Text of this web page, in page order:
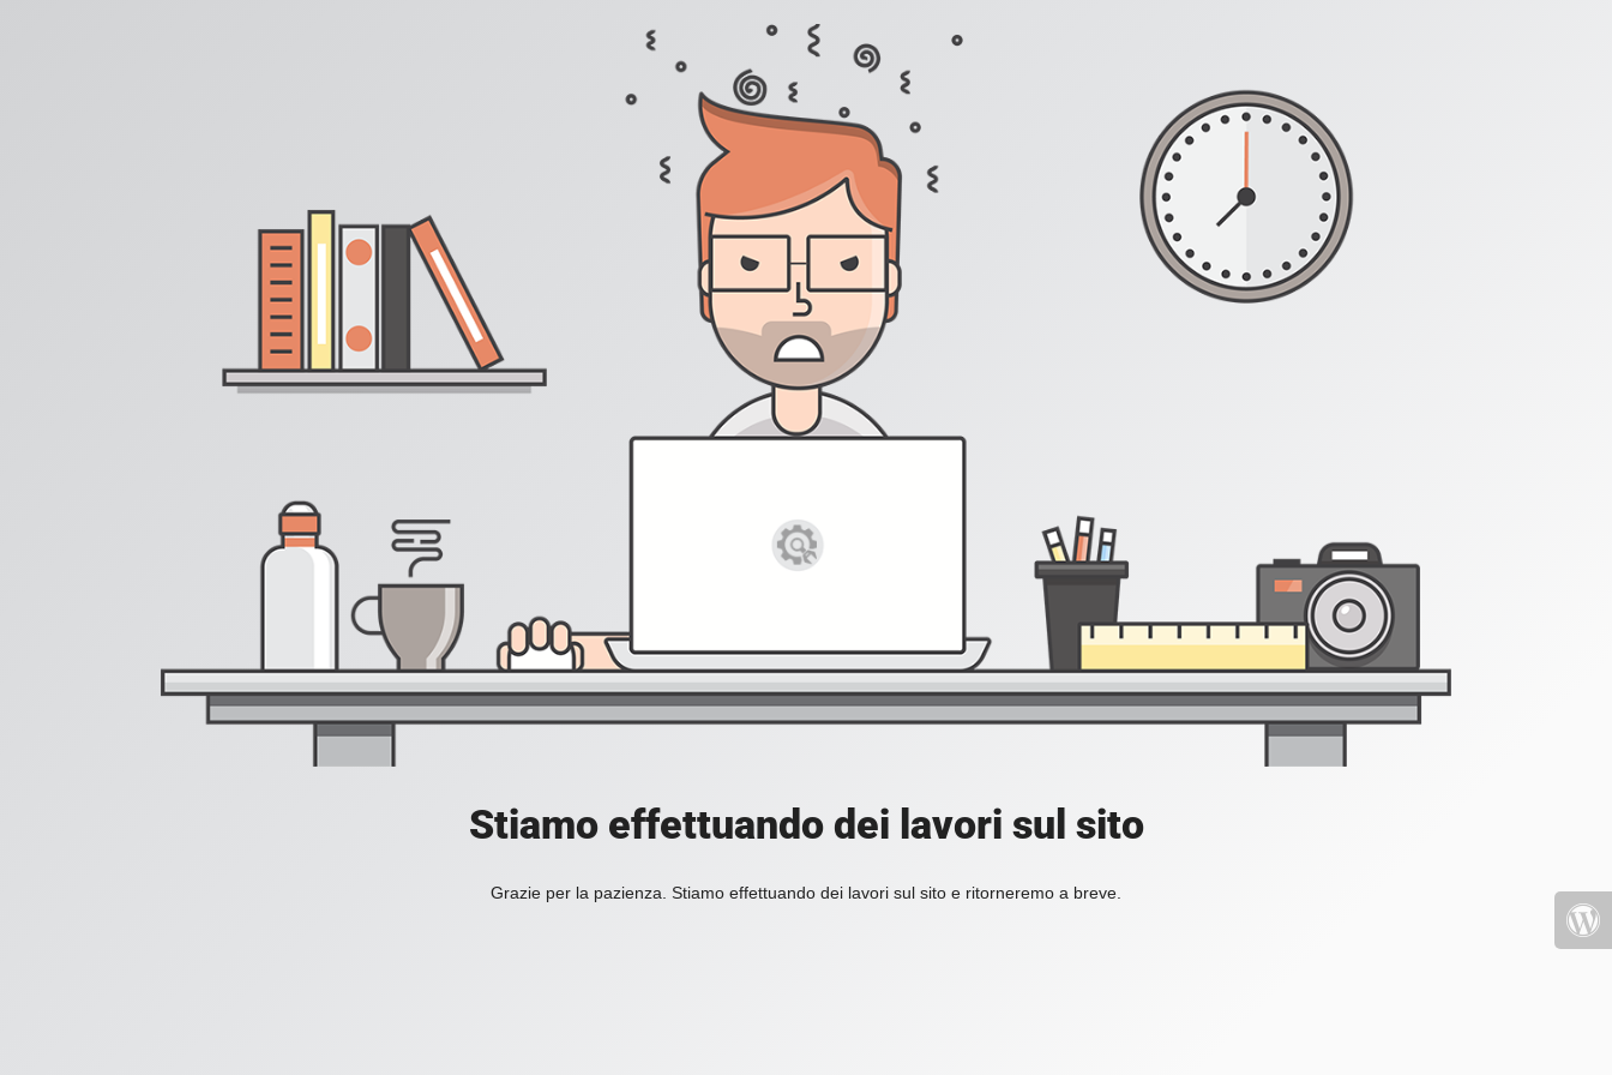
Stiamo effettuando dei lavori sul sito
Grazie per la pazienza. Stiamo effettuando dei lavori sul sito e ritorneremo a breve.